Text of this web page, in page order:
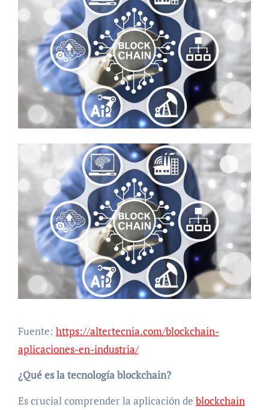
Fuente: https://altertecnia.com/blockchain-
aplicaciones-en-industria/
¿Qué es la tecnología blockchain?
Es crucial comprender la aplicación de blockchain